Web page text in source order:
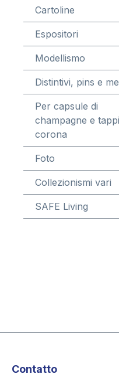
Cartoline
Espositori
Modellismo
Distintivi, pins e
Per capsule di
champagne e
corona
Foto
Collezionismi vari
SAFE Living
Contatto